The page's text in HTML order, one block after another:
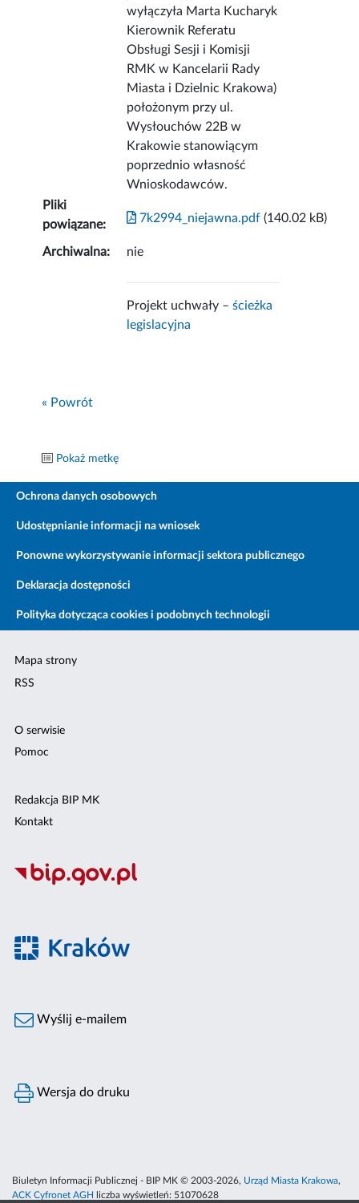
wyłączyła Marta Kucharyk
Kierownik Referatu
Obsługi Sesji i Komisji
RMK w Kancelarii Rady
Miasta i Dzielnic Krakowa)
położonym przy ul.
Wysłouchów 22B w
Krakowie stanowiącym
poprzednio własność
Wnioskodawców.
Pliki
powiązane:
7k2994_niejawna.pdf (140.02 kB)
Archiwalna: nie
Projekt uchwały –ścieżka
legislacyjna
« Powrót
Pokaż metkę
Ochrona danych osobowych
Udostępnianie informacji na wniosek
Ponowne wykorzystywanie informacji sektora publicznego
Deklaracja dostępności
Polityka dotycząca cookies i podobnych technologii
Mapa strony
RSS
O serwisie
Pomoc
Redakcja BIP MK
Kontakt
Wyślij e-mailem
Wersja do druku
Biuletyn Informacji Publicznej - BIP MK © 2003-2026, Urząd Miasta Krakowa,
ACK Cyfronet AGH
liczba wyświetleń: 51070628